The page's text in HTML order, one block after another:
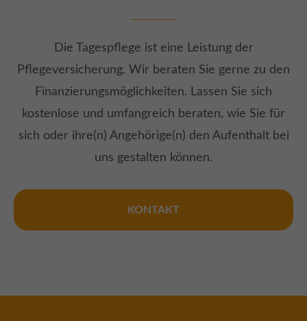
Die Tagespflege ist eine Leistung der
Pflegeversicherung. Wir beraten Sie gerne zu den
Finanzierungsmöglichkeiten. Lassen Sie sich
kostenlose und umfangreich beraten, wie Sie für
sich oder ihre(n) Angehörige(n) den Aufenthalt bei
uns gestalten können.
KONTAKT